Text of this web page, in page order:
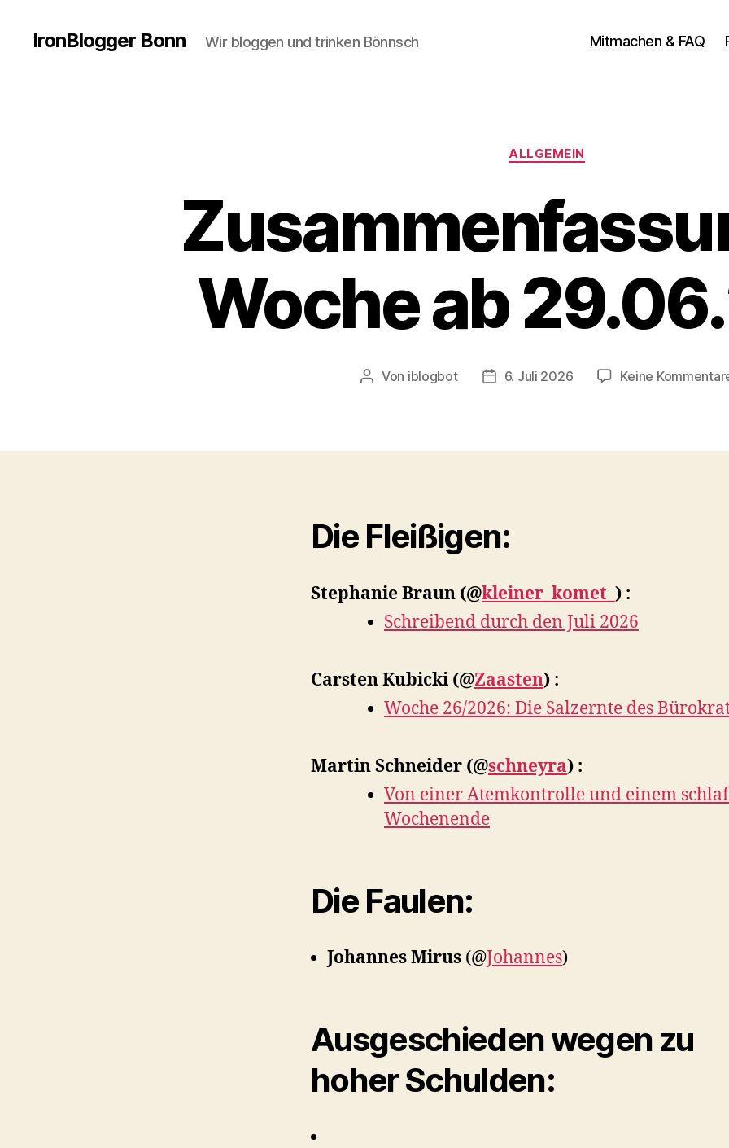
IronBlogger Bonn Wir bloggen und trinken Bönnsch Mitmachen & FAQ
Kategorien
ALLGEMEIN
Woche ab
Beitragsautor
Von iblogbot Veröffentlichungsdatum
6. Juli 2026 Keine
Die Fleißigen:
Stephanie Braun (@kleiner_komet_ ) :
Schreibend durch den Juli 2026
Carsten Kubicki (@Zaasten) :
Woche 26/2026: Die Salzernte des
Martin Schneider (@schneyra) :
Von einer Atemkontrolle und einem
Wochenende
Die Faulen:
Johannes Mirus (@Johannes)
Ausgeschieden wegen zu
hoher Schulden: